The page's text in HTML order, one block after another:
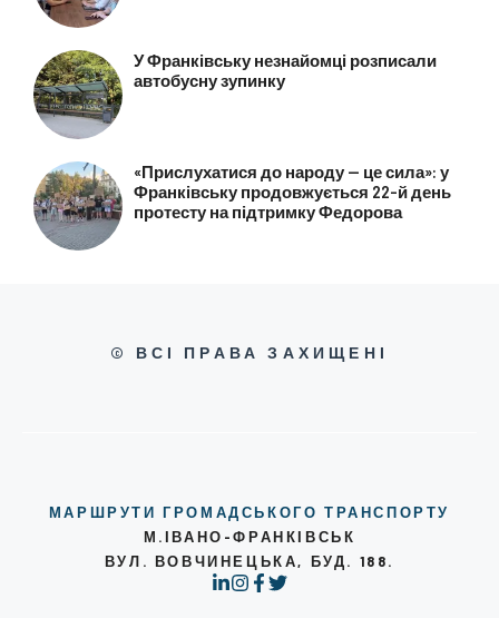
У Франківську незнайомці розписали
автобусну зупинку
«Прислухатися до народу — це сила»: у
Франківську продовжується 22-й день
протесту на підтримку Федорова
© ВСІ ПРАВА ЗАХИЩЕНІ
МАРШРУТИ ГРОМАДСЬКОГО ТРАНСПОРТУ
М.ІВАНО-ФРАНКІВСЬК
ВУЛ. ВОВЧИНЕЦЬКА, БУД. 188.